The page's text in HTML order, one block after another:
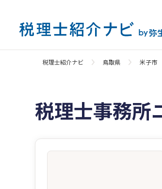
税理士紹介ナビ 鳥取県 米子市
税理士事務所